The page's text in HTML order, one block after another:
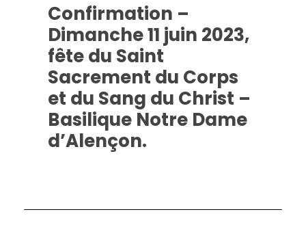
Confirmation –
Dimanche 11 juin 2023,
fête du Saint
Sacrement du Corps
et du Sang du Christ –
Basilique Notre Dame
d’Alençon.